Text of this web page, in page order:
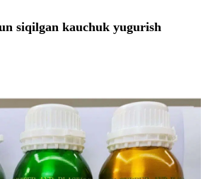
siqilgan kauchuk yugurish